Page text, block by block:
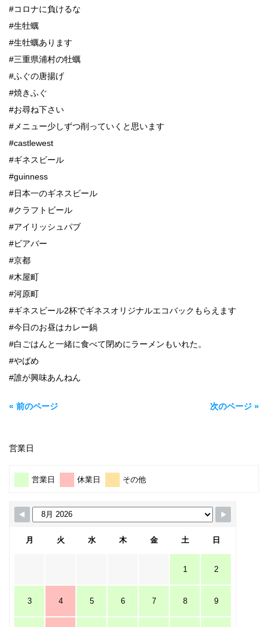
#コロナに負けるな
#生牡蠣
#生牡蠣あります
#三重県浦村の牡蠣
#ふぐの唐揚げ
#焼きふぐ
#お尋ね下さい
#メニュー少しずつ削っていくと思います
#castlewest
#ギネスビール
#guinness
#日本一のギネスビール
#クラフトビール
#アイリッシュパブ
#ビアバー
#京都
#木屋町
#河原町
#ギネスビール2杯でギネスオリジナルエコバックもらえます
#今日のお昼はカレー鍋
#白ごはんと一緒に食べて閉めにラーメンもいれた。
#やばめ
#誰が興味あんねん
« 前のページ 次のページ »
営業日
営業日 休業日 その他
月 火 水 木 金 土 日
1 2
3 4 5 6 7 8 9